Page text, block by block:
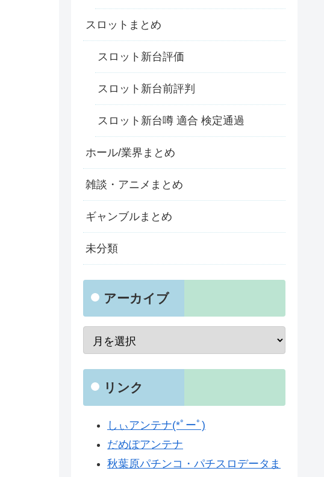
スロットまとめ
スロット新台評価
スロット新台前評判
スロット新台噂 適合 検定通過
ホール/業界まとめ
雑談・アニメまとめ
ギャンブルまとめ
未分類
アーカイブ
リンク
しぃアンテナ(*ﾟーﾟ)
だめぽアンテナ
秋葉原パチンコ・パチスロデータま